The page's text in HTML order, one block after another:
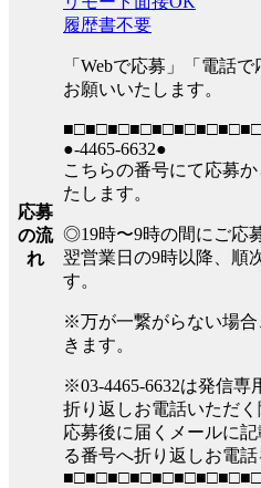
応募
の流
れ
履歴書不要
「Webで応募」「電話
お願いいたします。
●-4465-6632●
こちらの番号にて応募
たします。
◎19時〜9時の間にご応
翌営業日の9時以降、順
す。
※万が一繋がらない場
きます。
※03-4465-6632は発信専
折り返しお電話いただく
応募後に届くメールに
る番号へ折り返しお電話